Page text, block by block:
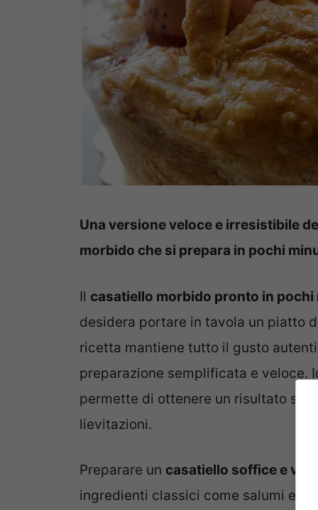
Una versione veloce e irresistibile
morbido che si prepara in pochi
Il casatiello morbido pronto in pochi
desidera portare in tavola un piatto
ricetta mantiene tutto il gusto
preparazione semplificata e veloce.
permette di ottenere un risultato
lievitazioni.
Preparare un casatiello soffice e
ingredienti classici come salumi e